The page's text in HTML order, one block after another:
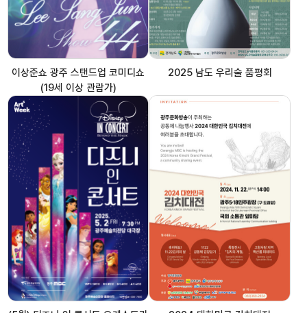
이상준쇼 광주 스탠드업 코미디쇼
(19세 이상 관람가)
2025 남도 우리술 품평회